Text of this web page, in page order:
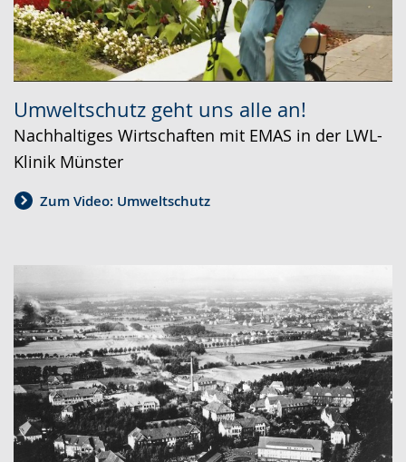
Umweltschutz geht uns alle an!
Nachhaltiges Wirtschaften mit EMAS in der LWL-
Klinik Münster
Zum Video: Umweltschutz